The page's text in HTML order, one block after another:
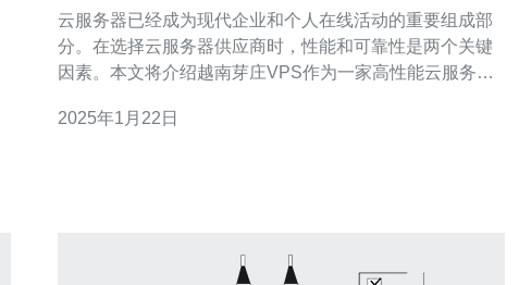
云服务器已经成为现代企业和个人在线活动的重要组成部
分。在选择云服务器供应商时，性能和可靠性是两个关键
因素。本文将介绍越南芽庄VPS作为一家高性能云服务器
个发展迅速的旅游城市。这个地理位置的优势使得芽庄的
2025年1月22日